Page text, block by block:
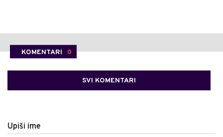
KOMENTARI 0
SVI KOMENTARI
Upiši ime